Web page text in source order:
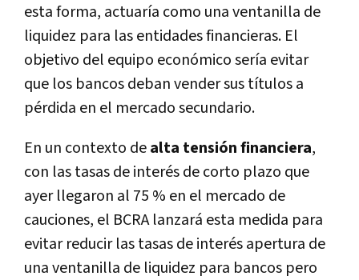
esta forma, actuaría como una ventanilla de
liquidez para las entidades financieras. El
objetivo del equipo económico sería evitar
que los bancos deban vender sus títulos a
pérdida en el mercado secundario.
En un contexto dealta tensión financiera,
con las tasas de interés de corto plazo que
ayer llegaron al 75 % en el mercado de
cauciones, el BCRA lanzará esta medida para
evitar reducir las tasas de interés apertura de
una ventanilla de liquidez para bancos pero